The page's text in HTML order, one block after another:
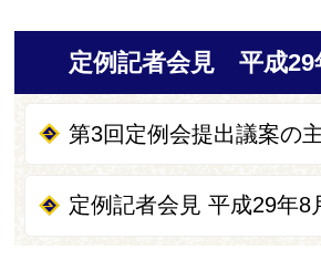
定例記者会見 平成29
第3回定例会提出議案の
定例記者会見 平成29年8